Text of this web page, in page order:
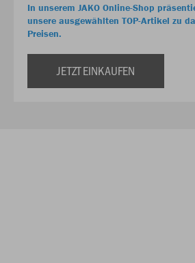
In unserem JAKO Online-Shop
unsere ausgewählten TOP-Artikel zu
Preisen.
JETZT EINKAUFEN